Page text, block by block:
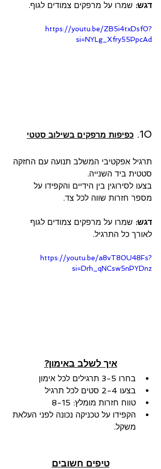
דגש: שמרו על מרפקים צמודים לגוף.
https://youtu.be/ZB5i4txDsf0?
si=NYLg_Xfry55PpcAd
10. כפיפות מרפקים בשילוב סטטי
תרגיל אפקטיבי המשלב תנועה עם החזקה
סטטית ביד השנייה.
בצעו לסירוגין בין הידיים והקפידו על
מספר חזרות שווה לכל צד.
דגש: שמרו על מרפקים צמודים לגוף
לאורך כל התרגיל.
https://youtu.be/a8vT80U48Fs?
si=Drh_qNCsw5nPYDnz
איך לשלב באימון?
בחרו 3-5 תרגילים לכל אימון
בצעו 2-4 סטים לכל תרגיל
טווח חזרות מומלץ: 8-15
הקפידו על טכניקה נכונה לפני העלאת
משקל.
טיפים חשובים